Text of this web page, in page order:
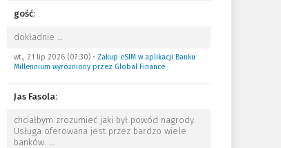
gość:
dokładnie …
wt., 21 lip 2026 (07:30)• Zakup eSIM w aplikacji Banku
Millennium wyróżniony przez Global Finance
Jas Fasola:
chciałbym zrozumieć jaki był powód nagrody.
Usługa oferowana jest przez bardzo wiele
banków. …